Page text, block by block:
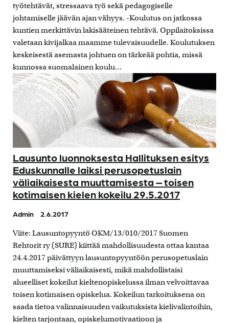
työtehtävät, stressaava työ sekä pedagogiselle
johtamiselle jäävän ajan vähyys. -Koulutus on jatkossa
kuntien merkittävin lakisääteinen tehtävä. Oppilaitoksissa
valetaan kivijalkaa maamme tulevaisuudelle. Koulutuksen
keskeisestä asemasta johtuen on tärkeää pohtia, missä
kunnossa suomalainen koulu…
Lausunto luonnoksesta Hallituksen esitys
Eduskunnalle laiksi perusopetuslain
väliaikaisesta muuttamisesta – toisen
kotimaisen kielen kokeilu 29.5.2017
Admin 2.6.2017
Viite: Lausuntopyyntö OKM/13/010/2017 Suomen
Rehtorit ry (SURE) kiittää mahdollisuudesta ottaa kantaa
24.4.2017 päivättyyn lausuntopyyntöön perusopetuslain
muuttamiseksi väliaikaisesti, mikä mahdollistaisi
alueelliset kokeilut kieltenopiskelussa ilman velvoittavaa
toisen kotimaisen opiskelua. Kokeilun tarkoituksena on
saada tietoa valinnaisuuden vaikutuksista kielivalintoihin,
kielten tarjontaan, opiskelumotivaatioon ja